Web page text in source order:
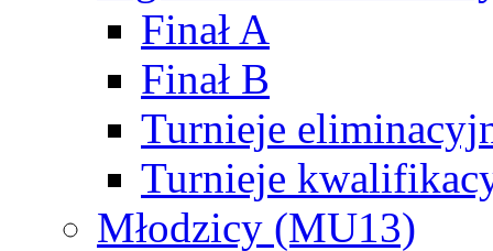
Finał A
Finał B
Turnieje
Turnieje
Młodzicy (MU13)